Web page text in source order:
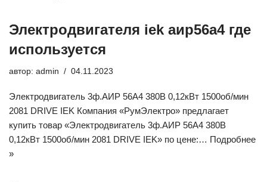
Электродвигателя iek аир56а4 где
используется
автор: admin 04.11.2023
Электродвигатель 3ф.АИР 56A4 380В 0,12кВт 1500об/мин
2081 DRIVE IEK Компания «РумЭлектро» предлагает
купить товар «Электродвигатель 3ф.АИР 56A4 380В
0,12кВт 1500об/мин 2081 DRIVE IEK» по цене:… Подробнее
»